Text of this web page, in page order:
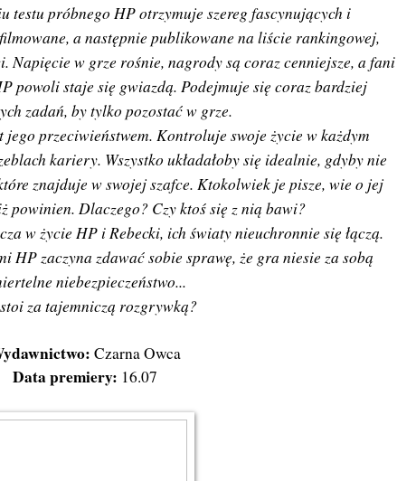
testu próbnego HP otrzymuje szereg fascynujących i
a następnie publikowane na liście rankingowej,
Napięcie w grze rośnie, nagrody są coraz cenniejsze, a fani
powoli staje się gwiazdą. Podejmuje się coraz bardziej
zadań, by tylko pozostać w grze.
przeciwieństwem. Kontroluje swoje życie w każdym
kariery. Wszystko układałoby się idealnie, gdyby nie
znajduje w swojej szafce. Ktokolwiek je pisze, wie o jej
powinien. Dlaczego? Czy ktoś się z nią bawi?
w życie HP i Rebecki, ich światy nieuchronnie się łączą.
HP zaczyna zdawać sobie sprawę, że gra niesie za sobą
niebezpieczeństwo...
za tajemniczą rozgrywką?
Czarna Owca
Data premiery: 16.07